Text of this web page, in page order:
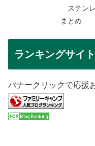
ステン
まとめ
ランキングサイト
バナークリックで応援